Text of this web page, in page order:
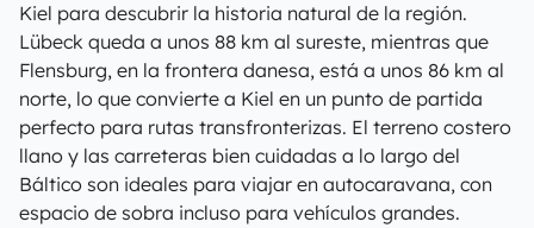
Kiel para descubrir la historia natural de la región.
Lübeck queda a unos 88 km al sureste, mientras que
Flensburg, en la frontera danesa, está a unos 86 km al
norte, lo que convierte a Kiel en un punto de partida
perfecto para rutas transfronterizas. El terreno costero
llano y las carreteras bien cuidadas a lo largo del
Báltico son ideales para viajar en autocaravana, con
espacio de sobra incluso para vehículos grandes.